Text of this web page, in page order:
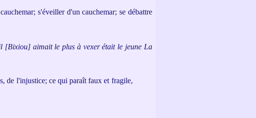
s'éveiller d'un cauchemar; se débattre
[Bixiou] aimait le plus à vexer était le jeune La
de l'injustice; ce qui paraît faux et fragile,